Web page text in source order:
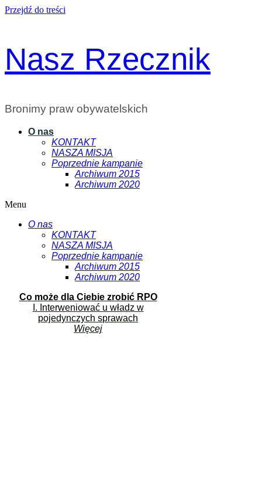
Przejdź do treści
Nasz Rzecznik
Bronimy praw obywatelskich
O nas
KONTAKT
NASZA MISJA
Poprzednie kampanie
Archiwum 2015
Archiwum 2020
Menu
O nas
KONTAKT
NASZA MISJA
Poprzednie kampanie
Archiwum 2015
Archiwum 2020
Co może dla Ciebie zrobić RPO
I. Interweniować u władz w
pojedynczych sprawach
Więcej